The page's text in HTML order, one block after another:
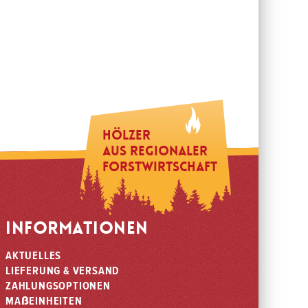
Hölzer
aus regionaler
Forstwirtschaft
INFORMATIONEN
AKTUELLES
LIEFERUNG & VERSAND
ZAHLUNGSOPTIONEN
MAßEINHEITEN